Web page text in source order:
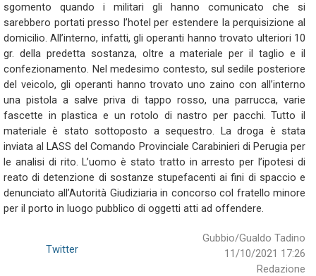
sgomento quando i militari gli hanno comunicato che si
sarebbero portati presso l’hotel per estendere la perquisizione al
domicilio. All’interno, infatti, gli operanti hanno trovato ulteriori 10
gr. della predetta sostanza, oltre a materiale per il taglio e il
confezionamento. Nel medesimo contesto, sul sedile posteriore
del veicolo, gli operanti hanno trovato uno zaino con all’interno
una pistola a salve priva di tappo rosso, una parrucca, varie
fascette in plastica e un rotolo di nastro per pacchi. Tutto il
materiale è stato sottoposto a sequestro. La droga è stata
inviata al LASS del Comando Provinciale Carabinieri di Perugia per
le analisi di rito. L’uomo è stato tratto in arresto per l’ipotesi di
reato di detenzione di sostanze stupefacenti ai fini di spaccio e
denunciato all’Autorità Giudiziaria in concorso col fratello minore
per il porto in luogo pubblico di oggetti atti ad offendere.
Gubbio/Gualdo Tadino
11/10/2021 17:26
Redazione
Twitter